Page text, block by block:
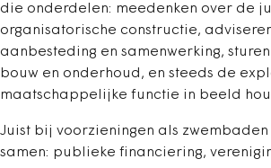
die onderdelen: meedenken over de
organisatorische constructie,
aanbesteding en samenwerking,
bouw en onderhoud, en steeds de
maatschappelijke functie in beeld
Juist bij voorzieningen als zwembaden
samen: publieke financiering,